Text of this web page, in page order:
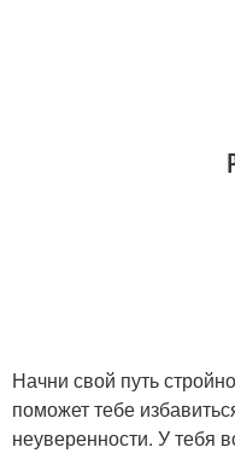
Начни свой путь
поможет тебе
неуверенности. У тебя